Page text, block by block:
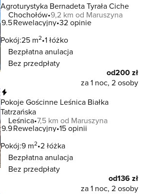
Agroturystyka Bernadeta Tyrała Ciche
Chochołów 9,2 km od Maruszyna
9.5Rewelacyjny 32 opinie
Pokój:25 m2 1 łóżko
Bezpłatna anulacja
Bez przedpłaty
od200 zł
za 1 noc, 2 osoby
Pokoje Gościnne Leśnica Białka
Tatrzańska
Leśnica 7,5 km od Maruszyna
9.9Rewelacyjny 15 opinii
Pokój:9 m2 2 łóżka
Bezpłatna anulacja
Bez przedpłaty
od136 zł
za 1 noc, 2 osoby